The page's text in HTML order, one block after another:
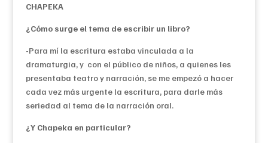
CHAPEKA
¿Cómo surge el tema de escribir un libro?
-Para mí la escritura estaba vinculada a la
dramaturgia, y con el público de niños, a quienes les
presentaba teatro y narración, se me empezó a hacer
cada vez más urgente la escritura, para darle más
seriedad al tema de la narración oral.
¿Y Chapeka en particular?